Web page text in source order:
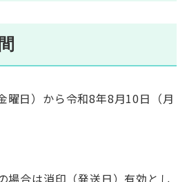
日）から令和8年8月10日（月
場合は消印（発送日）有効とし